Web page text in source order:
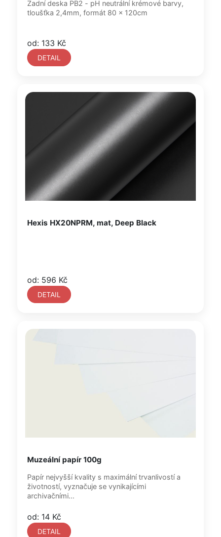
Zadní deska PB2 - pH neutrální krémové barvy,
tloušťka 2,4mm, formát 80 x 120cm
od: 133 Kč
DETAIL
Hexis HX20NPRM, mat, Deep Black
od: 596 Kč
DETAIL
Muzeální papír 100g
Papír nejvyšší kvality s maximální trvanlivostí a
životností, vyznačuje se vynikajícími
archivačními...
od: 14 Kč
DETAIL